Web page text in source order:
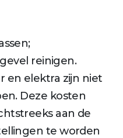
reinigen.
en elektra zijn niet
Deze kosten
aan de
te worden